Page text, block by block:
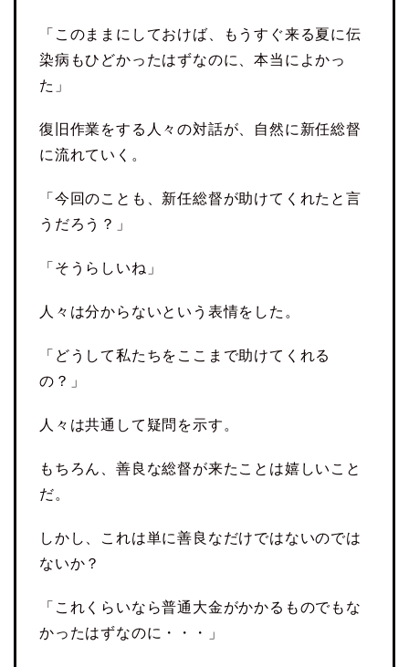
「このままにしておけば、もうすぐ来る夏に伝
染病もひどかったはずなのに、本当によかっ
た」
復旧作業をする人々の対話が、自然に新任総督
に流れていく。
「今回のことも、新任総督が助けてくれたと言
うだろう？」
「そうらしいね」
人々は分からないという表情をした。
「どうして私たちをここまで助けてくれる
の？」
人々は共通して疑問を示す。
もちろん、善良な総督が来たことは嬉しいこと
だ。
しかし、これは単に善良なだけではないのでは
ないか？
「これくらいなら普通大金がかかるものでもな
かったはずなのに・・・」